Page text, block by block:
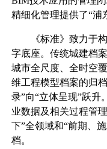
精细化管理提供了“浦
《标准》致力于
字底座。传统城建档
城市全尺度、全时空
维工程模型档案的归
录”向“立体呈现”跃升
业数据及相关过程管
下”全领域和“前期、
档。